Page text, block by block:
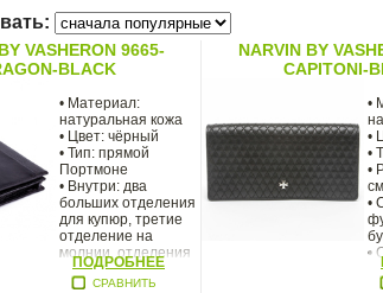
VASHERON 9665-
BLACK
• Материал:
натуральная кожа
• Цвет: чёрный
• Тип: прямой
Портмоне
• Внутри: два
больших отделения
для купюр, третие
отделение на
молнии, отделения
ПОДРОБНЕЕ
СРАВНИТЬ
NARVIN BY
CAPITONI-
•
•
•
•
•
•